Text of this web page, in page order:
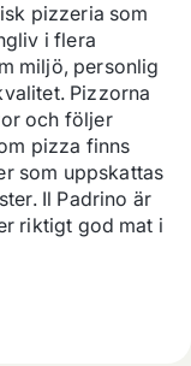
pizzeria som
i flera
miljö, personlig
Pizzorna
och följer
pizza finns
som uppskattas
Il Padrino är
riktigt god mat i